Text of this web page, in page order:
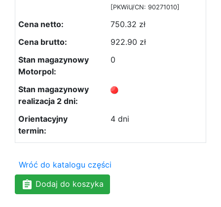
[PKWiU/CN: 90271010]
750.32 zł
922.90 zł
0
4 dni
Wróć do katalogu części
Dodaj do koszyka